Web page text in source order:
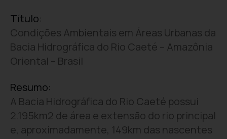
Título:
Condições Ambientais em Áreas Urbanas da
Bacia Hidrográfica do Rio Caeté – Amazônia
Oriental – Brasil
Resumo:
A Bacia Hidrográfica do Rio Caeté possui
2.195km2 de área e extensão do rio principal
e, aproximadamente, 149km das nascentes